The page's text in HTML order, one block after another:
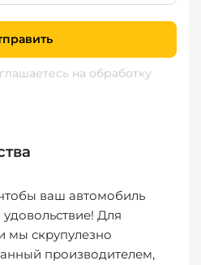
на обработку
ваш автомобиль
Для
мы скрупулезно
производителем,